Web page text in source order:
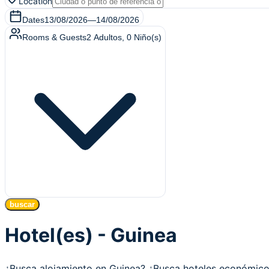
Dates13/08/2026—14/08/2026
Rooms & Guests2 Adultos 0 Niño(s)
buscar
Hotel(es) - Guinea